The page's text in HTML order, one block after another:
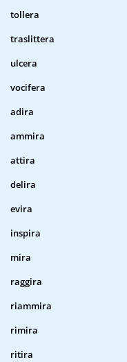
tollera
traslittera
ulcera
vocifera
adira
ammira
attira
delira
evira
inspira
mira
raggira
riammira
rimira
ritira